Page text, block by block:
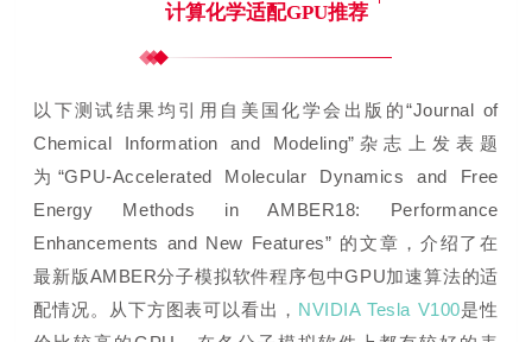
计算化学适配GPU推荐
以下测试结果均引用自 美国化学会出版的“Journal of
Chemical Information and Modeling”杂志上发表题
为“GPU-Accelerated Molecular Dynamics and Free
Energy Methods in AMBER18: Performance
Enhancements and New Features” 的文章，介绍了在
最新版AMBER分子模拟软件程序包中GPU加速算法的适
配情况。从下方图表可以看出， NVIDIA Tesla V100是性